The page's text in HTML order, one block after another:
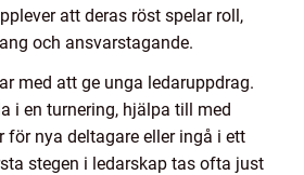
att deras röst spelar roll,
och ansvarstagande.
med att ge unga ledaruppdrag.
i en turnering, hjälpa till med
för nya deltagare eller ingå i ett
stegen i ledarskap tas ofta just